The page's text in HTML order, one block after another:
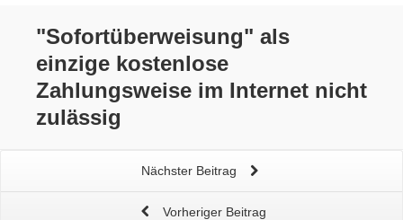
"Sofortüberweisung" als
einzige kostenlose
Zahlungsweise im Internet nicht
zulässig
Nächster Beitrag
Vorheriger Beitrag